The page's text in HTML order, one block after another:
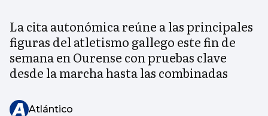
La cita autonómica reúne a las principales
figuras del atletismo gallego este fin de
semana en Ourense con pruebas clave
desde la marcha hasta las combinadas
Atlántico